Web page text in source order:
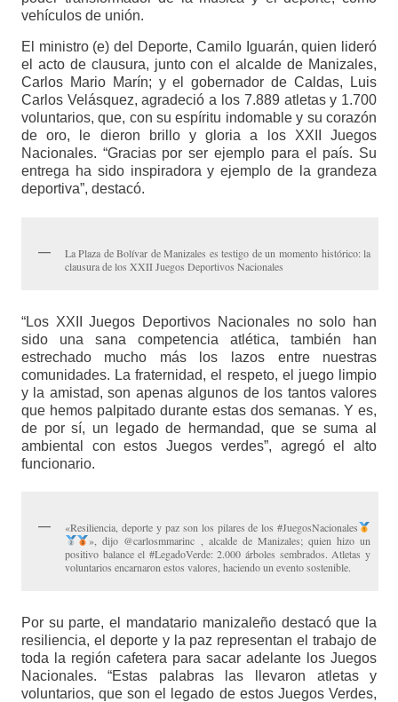
vehículos de unión.
El ministro (e) del Deporte, Camilo Iguarán, quien lideró
el acto de clausura, junto con el alcalde de Manizales,
Carlos Mario Marín; y el gobernador de Caldas, Luis
Carlos Velásquez, agradeció a los 7.889 atletas y 1.700
voluntarios, que, con su espíritu indomable y su corazón
de oro, le dieron brillo y gloria a los XXII Juegos
Nacionales. “Gracias por ser ejemplo para el país. Su
entrega ha sido inspiradora y ejemplo de la grandeza
deportiva”, destacó.
La Plaza de Bolívar de Manizales es testigo de un momento histórico: la
clausura de los XXII Juegos Deportivos Nacionales
“Los XXII Juegos Deportivos Nacionales no solo han
sido una sana competencia atlética, también han
estrechado mucho más los lazos entre nuestras
comunidades. La fraternidad, el respeto, el juego limpio
y la amistad, son apenas algunos de los tantos valores
que hemos palpitado durante estas dos semanas. Y es,
de por sí, un legado de hermandad, que se suma al
ambiental con estos Juegos verdes”, agregó el alto
funcionario.
«Resiliencia, deporte y paz son los pilares de los #JuegosNacionales
», dijo @carlosmmarinc , alcalde de Manizales; quien hizo un
positivo balance el #LegadoVerde: 2.000 árboles sembrados. Atletas y
voluntarios encarnaron estos valores, haciendo un evento sostenible.
Por su parte, el mandatario manizaleño destacó que la
resiliencia, el deporte y la paz representan el trabajo de
toda la región cafetera para sacar adelante los Juegos
Nacionales. “Estas palabras las llevaron atletas y
voluntarios, que son el legado de estos Juegos Verdes,